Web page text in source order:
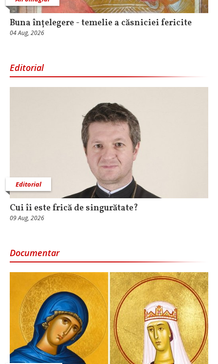
Buna înțelegere - temelie a căsniciei fericite
04 Aug, 2026
Editorial
Editorial
Cui îi este frică de singurătate?
09 Aug, 2026
Documentar